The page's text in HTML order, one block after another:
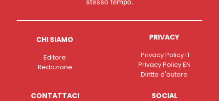
stesso tempo.
CHI SIAMO
Editore
Redazione
PRIVACY
Privacy Policy IT
Privacy Policy EN
Diritto d'autore
CONTATTACI SOCIAL